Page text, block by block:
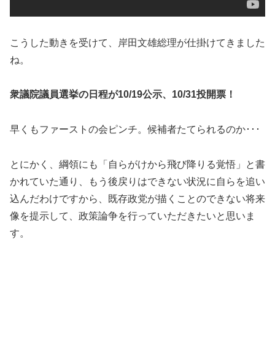
こうした動きを受けて、岸田文雄総理が仕掛けてきました
ね。
衆議院議員選挙の日程が10/19公示、10/31投開票！
早くもファーストの会ピンチ。候補者たてられるのか･･･
とにかく、綱領にも「自らがけから飛び降りる覚悟」と書
かれていた通り、もう後戻りはできない状況に自らを追い
込んだわけですから、既存政党が描くことのできない将来
像を提示して、政策論争を行っていただきたいと思いま
す。